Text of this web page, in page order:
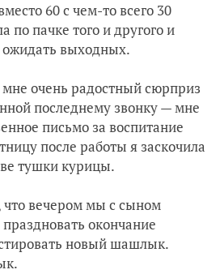
60 с чем-то всего 30
по пачке того и другого и
ожидать выходных.
очень радостный сюрприз
последнему звонку — мне
письмо за воспитание
после работы я заскочила
тушки курицы.
вечером мы с сыном
окончание
новый шашлык.